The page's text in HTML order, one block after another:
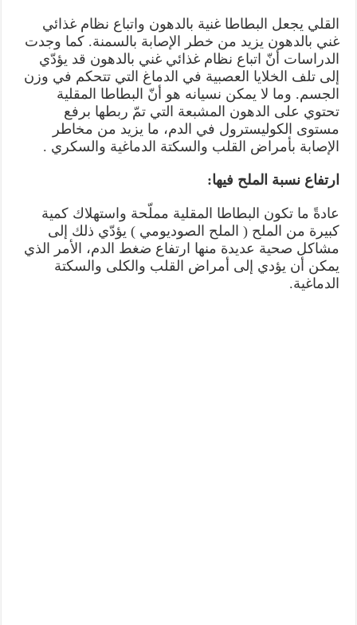
القلي يجعل البطاطا غنية بالدهون واتباع نظام غذائي
غني بالدهون يزيد من خطر الإصابة بالسمنة. كما وجدت
الدراسات أنّ اتباع نظام غذائي غني بالدهون قد يؤدّي
إلى تلف الخلايا العصبية في الدماغ التي تتحكم في وزن
الجسم. وما لا يمكن نسيانه هو أنّ البطاطا المقلية
تحتوي على الدهون المشبعة التي تمّ ربطها برفع
مستوى الكوليسترول في الدم، ما يزيد من مخاطر
الإصابة بأمراض القلب والسكتة الدماغية والسكري .
ارتفاع نسبة الملح فيها:
عادةً ما تكون البطاطا المقلية مملّحة واستهلاك كمية
كبيرة من الملح ( الملح الصوديومي ) يؤدّي ذلك إلى
مشاكل صحية عديدة منها ارتفاع ضغط الدم، الأمر الذي
يمكن أن يؤدي إلى أمراض القلب والكلى والسكتة
الدماغية.